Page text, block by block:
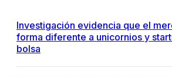
Investigación evidencia que el
forma diferente a unicornios y
bolsa